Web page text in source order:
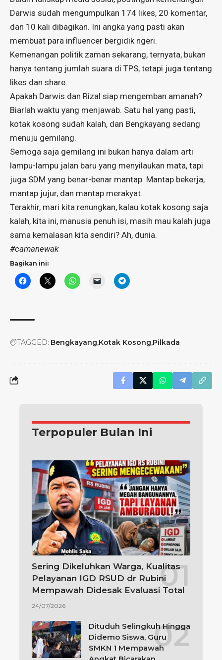
Darwis sudah mengumpulkan 174 likes, 20 komentar,
dan 10 kali dibagikan. Ini angka yang pasti akan
membuat para influencer bergidik ngeri.
Kemenangan politik zaman sekarang, ternyata, bukan
hanya tentang jumlah suara di TPS, tetapi juga tentang
likes dan share.
Apakah Darwis dan Rizal siap mengemban amanah?
Biarlah waktu yang menjawab. Satu hal yang pasti,
kotak kosong sudah kalah, dan Bengkayang sedang
menuju gemilang.
Semoga saja gemilang ini bukan hanya dalam arti
lampu-lampu jalan baru yang menyilaukan mata, tapi
juga SDM yang benar-benar mantap. Mantap bekerja,
mantap jujur, dan mantap merakyat.
Terakhir, mari kita renungkan, kalau kotak kosong saja
kalah, kita ini, manusia penuh isi, masih mau kalah juga
sama kemalasan kita sendiri? Ah, dunia.
#camanewak
Bagikan ini:
TAGGED: Bengkayang Kotak Kosong Pilkada
Terpopuler Bulan Ini
Sering Dikeluhkan Warga, Kualitas
Pelayanan IGD RSUD dr Rubini
Mempawah Didesak Evaluasi Total
24/07/2026
Dituduh Selingkuh Hingga
Didemo Siswa, Guru
SMKN 1 Mempawah